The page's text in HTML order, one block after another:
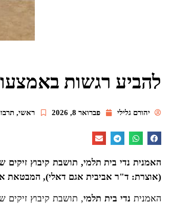
להביע רגשות
יהורם גלילי פברואר 8, 2026 ראשי,
האמנית נדי בית תלמי, תושבת קיבוץ
(אוצרת: ד"ר אביבית אגם דאלי), המבטאת
האמנית נדי בית תלמי, תושבת קיבוץ זיקים